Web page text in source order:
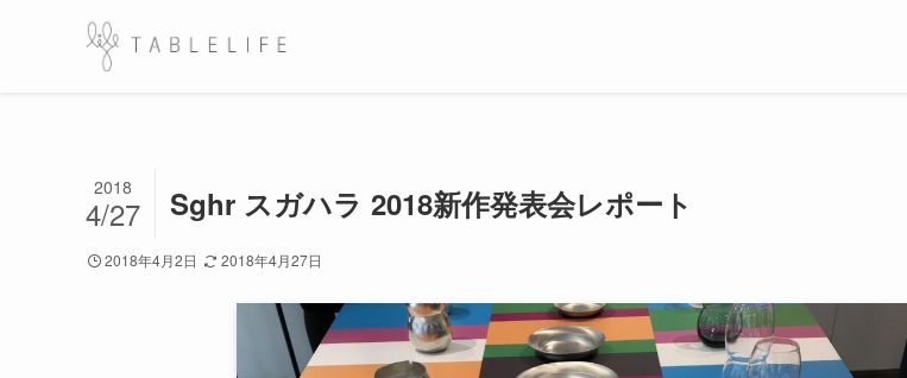
Sghr スガハラ 2018新作発表会レポート
2018
4/27
2018年4月2日 2018年4月27日